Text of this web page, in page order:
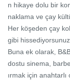
n hikaye dolu bir
naklama ve çay
Her köşeden çay
gibi hissediyorsunuz.
Buna ek olarak,
dostu sinema,
ırmak için